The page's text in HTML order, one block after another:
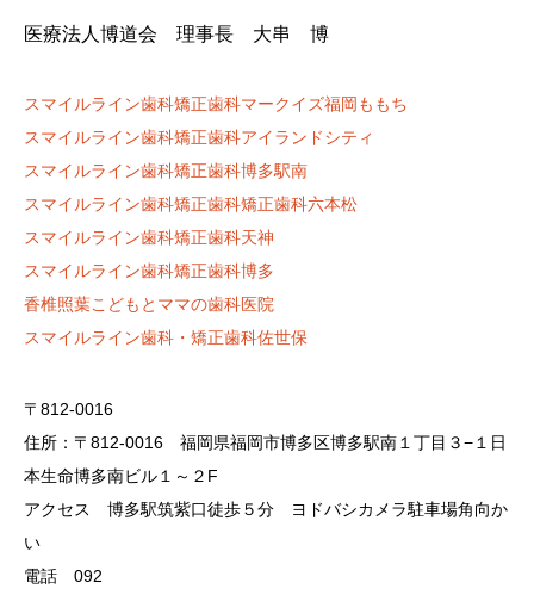
医療法人博道会 理事長 大串 博
スマイルライン歯科矯正歯科マークイズ福岡ももち
スマイルライン歯科矯正歯科アイランドシティ
スマイルライン歯科矯正歯科博多駅南
スマイルライン歯科矯正歯科矯正歯科六本松
スマイルライン歯科矯正歯科天神
スマイルライン歯科矯正歯科博多
香椎照葉こどもとママの歯科医院
スマイルライン歯科・矯正歯科佐世保
〒812-0016
住所：〒812-0016 福岡県福岡市博多区博多駅南１丁目３−１日
本生命博多南ビル１～２F
アクセス 博多駅筑紫口徒歩５分 ヨドバシカメラ駐車場角向か
い
電話 092